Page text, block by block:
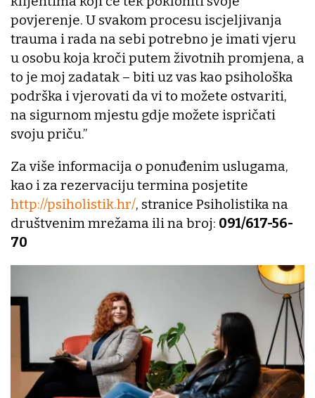
povjerenje. U svakom procesu iscjeljivanja
trauma i rada na sebi potrebno je imati vjeru
u osobu koja kroči putem životnih promjena, a
to je moj zadatak – biti uz vas kao psihološka
podrška i vjerovati da vi to možete ostvariti,
na sigurnom mjestu gdje možete ispričati
svoju priču.’’
Za više informacija o ponuđenim uslugama,
kao i za rezervaciju termina posjetite
http://psiholistik.hr/, stranice Psiholistika na
društvenim mrežama ili na broj: 091/617-56-
70